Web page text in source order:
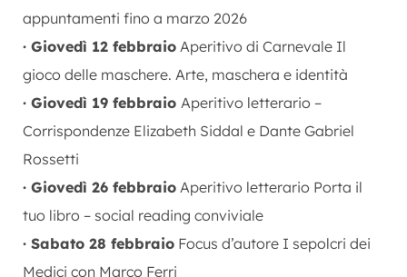
appuntamenti fino a marzo 2026
· Giovedì 12 febbraio Aperitivo di Carnevale Il
gioco delle maschere. Arte, maschera e identità
· Giovedì 19 febbraio Aperitivo letterario –
Corrispondenze Elizabeth Siddal e Dante Gabriel
Rossetti
· Giovedì 26 febbraio Aperitivo letterario Porta il
tuo libro – social reading conviviale
· Sabato 28 febbraio Focus d’autore I sepolcri dei
Medici con Marco Ferri